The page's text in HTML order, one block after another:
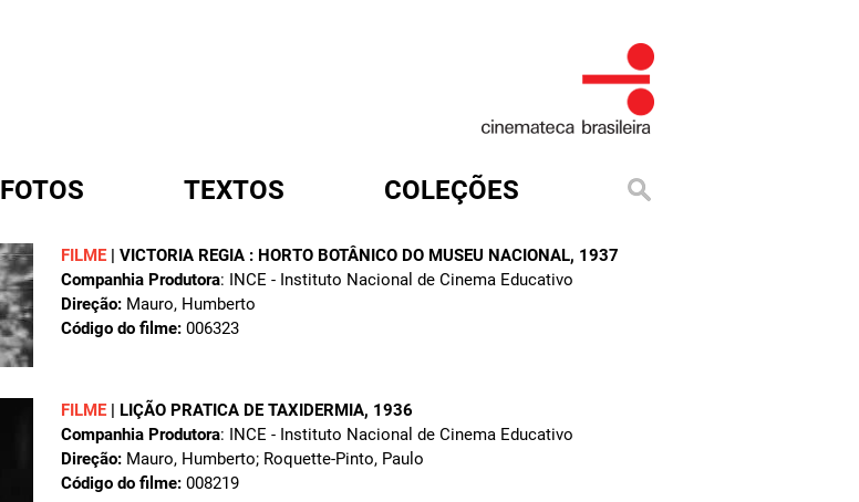
FOTOS TEXTOS COLEÇÕES
FILME | VICTORIA REGIA : HORTO BOTÂNICO DO MUSEU NACIONAL, 1937
Companhia Produtora: INCE - Instituto Nacional de Cinema Educativo
Direção: Mauro, Humberto
Código do filme: 006323
FILME | LIÇÃO PRATICA DE TAXIDERMIA, 1936
Companhia Produtora: INCE - Instituto Nacional de Cinema Educativo
Direção: Mauro, Humberto; Roquette-Pinto, Paulo
Código do filme: 008219